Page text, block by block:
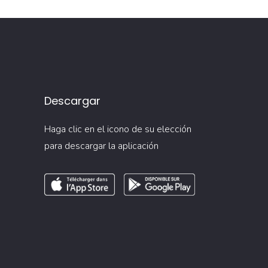
Descargar
Haga clic en el icono de su elección
para descargar la aplicación